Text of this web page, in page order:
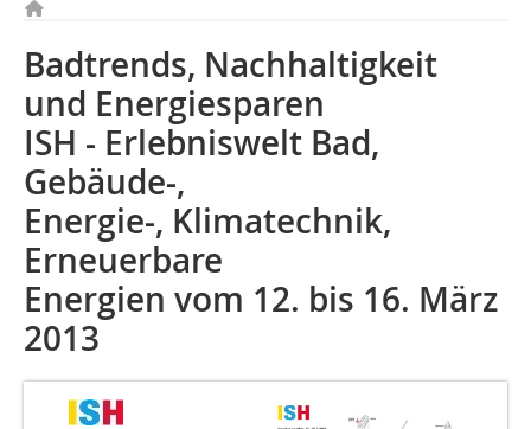
Badtrends, Nachhaltigkeit
und Energiesparen
ISH - Erlebniswelt Bad,
Gebäude-,
Energie-, Klimatechnik,
Erneuerbare
Energien vom 12. bis 16. März
2013